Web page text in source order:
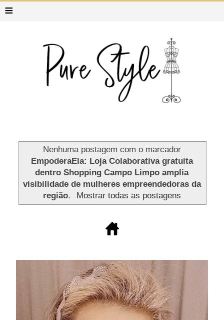
≡
Nenhuma postagem com o marcador
EmpoderaEla: Loja Colaborativa gratuita
dentro Shopping Campo Limpo amplia
visibilidade de mulheres empreendedoras da
região. Mostrar todas as postagens